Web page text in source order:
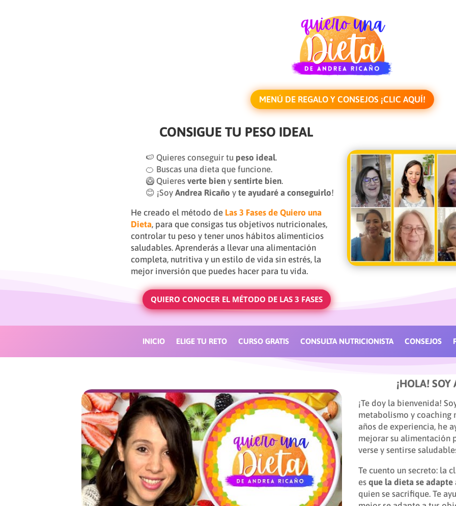
MENÚ DE REGALO Y CONSEJOS ¡CLIC AQUÍ!
CONSIGUE TU PESO IDEAL
🍉 Quieres conseguir tu peso ideal.
🍊 Buscas una dieta que funcione.
🥝 Quieresverte bien ysentirte bien.
😊 ¡SoyAndrea Ricaño yte ayudaré a conseguirlo!
He creado el método de Las 3 Fases de Quiero una
Dieta, para que consigas tus objetivos nutricionales,
controlar tu peso y tener unos hábitos alimenticios
saludables. Aprenderás a llevar una alimentación
completa, nutritiva y un estilo de vida sin estrés, la
mejor inversión que puedes hacer para tu vida.
QUIERO CONOCER EL MÉTODO DE LAS 3 FASES
INICIO ELIGE TU RETO CURSO GRATIS CONSULTA NUTRICIONISTA CONSEJOS
¡HOLA!
¡Te doy la bienvenida!
metabolismo y coaching
años de experiencia, he
mejorar su alimentación
verse y sentirse
Te cuento un secreto: la
es que la dieta se
quien se sacrifique. Te